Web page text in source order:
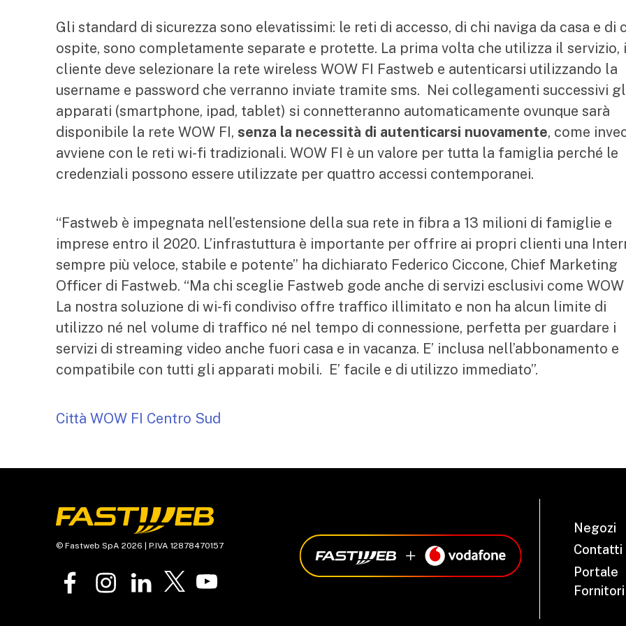
Gli standard di sicurezza sono elevatissimi: le reti di accesso, di chi naviga da casa e di
ospite, sono completamente separate e protette. La prima volta che utilizza il servizio,
cliente deve selezionare la rete wireless WOW FI Fastweb e autenticarsi utilizzando la
username e password che verranno inviate tramite sms. Nei collegamenti successivi
apparati (smartphone, ipad, tablet) si connetteranno automaticamente ovunque sarà
disponibile la rete WOW FI, senza la necessità di autenticarsi nuovamente, come
avviene con le reti wi-fi tradizionali. WOW FI è un valore per tutta la famiglia perché le
credenziali possono essere utilizzate per quattro accessi contemporanei.
“Fastweb è impegnata nell’estensione della sua rete in fibra a 13 milioni di famiglie e
imprese entro il 2020. L’infrastuttura è importante per offrire ai propri clienti una
sempre più veloce, stabile e potente” ha dichiarato Federico Ciccone, Chief Marketing
Officer di Fastweb. “Ma chi sceglie Fastweb gode anche di servizi esclusivi come WOW
La nostra soluzione di wi-fi condiviso offre traffico illimitato e non ha alcun limite di
utilizzo né nel volume di traffico né nel tempo di connessione, perfetta per guardare i
servizi di streaming video anche fuori casa e in vacanza. E’ inclusa nell’abbonamento e
compatibile con tutti gli apparati mobili. E’ facile e di utilizzo immediato”.
Città WOW FI Centro Sud
© Fastweb SpA 2026 | P.IVA 12878470157
Negozi
Contatti
Portale
Fornitori